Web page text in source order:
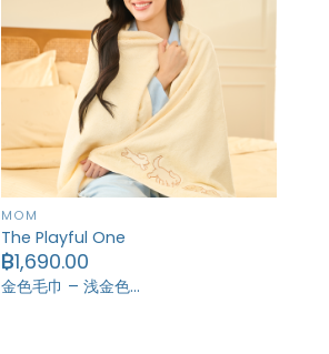
MOM
The Playful One
฿1,690.00
金色毛巾 – 浅金色…